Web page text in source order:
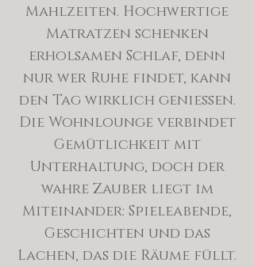
Mahlzeiten. Hochwertige
Matratzen schenken
erholsamen Schlaf, denn
nur wer Ruhe findet, kann
den Tag wirklich genießen.
Die Wohnlounge verbindet
Gemütlichkeit mit
Unterhaltung, doch der
wahre Zauber liegt im
Miteinander: Spieleabende,
Geschichten und das
Lachen, das die Räume füllt.